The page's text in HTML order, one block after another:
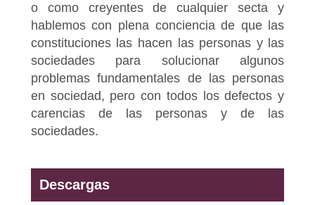
o como creyentes de cualquier secta y
hablemos con plena conciencia de que las
constituciones las hacen las personas y las
sociedades para solucionar algunos
problemas fundamentales de las personas
en sociedad, pero con todos los defectos y
carencias de las personas y de las
sociedades.
Descargas